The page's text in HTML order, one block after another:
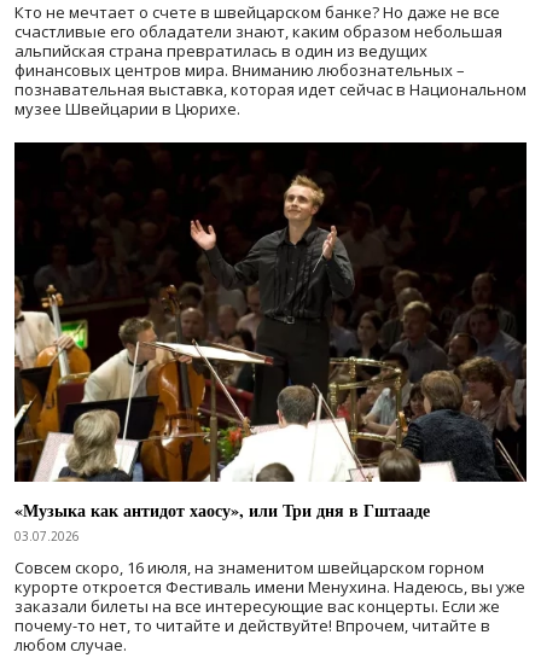
Кто не мечтает о счете в швейцарском банке? Но даже не все
счастливые его обладатели знают, каким образом небольшая
альпийская страна превратилась в один из ведущих
финансовых центров мира. Вниманию любознательных –
познавательная выставка, которая идет сейчас в Национальном
музее Швейцарии в Цюрихе.
«Музыка как антидот хаосу», или Три дня в Гштааде
03.07.2026
Совсем скоро, 16 июля, на знаменитом швейцарском горном
курорте откроется Фестиваль имени Менухина. Надеюсь, вы уже
заказали билеты на все интересующие вас концерты. Если же
почему-то нет, то читайте и действуйте! Впрочем, читайте в
любом случае.